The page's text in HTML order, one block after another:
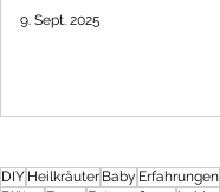
9. Sept. 2025
DIY Heilkräuter Baby Erfahrungen